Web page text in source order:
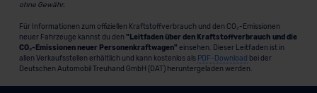
ohne Gewähr.
Für Informationen zum offiziellen Kraftstoffverbrauch und den CO₂-Emissionen
neuer Fahrzeuge kannst du den "Leitfaden über den Kraftstoffverbrauch und die
CO₂-Emissionen neuer Personenkraftwagen" einsehen. Dieser Leitfaden ist in
allen Verkaufsstellen erhältlich und kann kostenlos als PDF-Download bei der
Deutschen Automobil Treuhand GmbH (DAT) heruntergeladen werden.